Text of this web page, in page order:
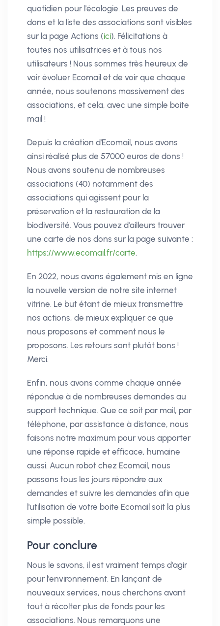
quotidien pour l'écologie. Les preuves de
dons et la liste des associations sont visibles
sur la page Actions (ici). Félicitations à
toutes nos utilisatrices et à tous nos
utilisateurs ! Nous sommes très heureux de
voir évoluer Ecomail et de voir que chaque
année, nous soutenons massivement des
associations, et cela, avec une simple boite
mail !
Depuis la création d'Ecomail, nous avons
ainsi réalisé plus de 57000 euros de dons !
Nous avons soutenu de nombreuses
associations (40) notamment des
associations qui agissent pour la
préservation et la restauration de la
biodiversité. Vous pouvez d'ailleurs trouver
une carte de nos dons sur la page suivante :
https://www.ecomail.fr/carte.
En 2022, nous avons également mis en ligne
la nouvelle version de notre site internet
vitrine. Le but étant de mieux transmettre
nos actions, de mieux expliquer ce que
nous proposons et comment nous le
proposons. Les retours sont plutôt bons !
Merci.
Enfin, nous avons comme chaque année
répondue à de nombreuses demandes au
support technique. Que ce soit par mail, par
téléphone, par assistance à distance, nous
faisons notre maximum pour vous apporter
une réponse rapide et efficace, humaine
aussi. Aucun robot chez Ecomail, nous
passons tous les jours répondre aux
demandes et suivre les demandes afin que
l'utilisation de votre boite Ecomail soit la plus
simple possible.
Pour conclure
Nous le savons, il est vraiment temps d'agir
pour l'environnement. En lançant de
nouveaux services, nous cherchons avant
tout à récolter plus de fonds pour les
associations. Nous remarquons une